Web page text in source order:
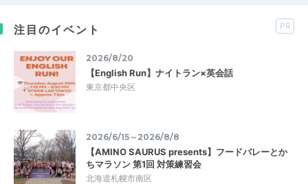
注目のイベント PR
2026/8/20
【English Run】ナイトラン×英会話
東京都中央区
2026/6/15～2026/8/8
【AMINO SAURUS presents】フードバレーとか
ちマラソン 第1回 対策練習会
北海道札幌市南区